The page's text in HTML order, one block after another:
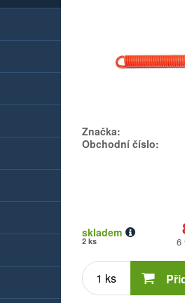
Značka:
Obchodní číslo:
skladem
2 ks 6
Počet
kusů